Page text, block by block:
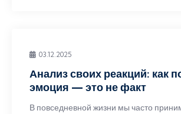
03.12.2025
Анализ своих реакций: как
эмоция — это не факт
В повседневной жизни мы часто